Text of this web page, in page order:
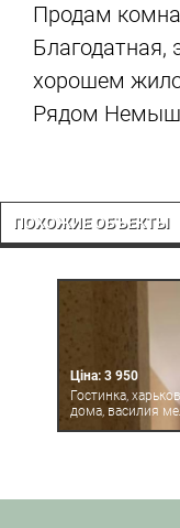
Продам
хорошем
Рядом
ПОХОЖИЕ ОБЪЕКТЫ
Ціна: 3 950
Гостинка,
дома, василия